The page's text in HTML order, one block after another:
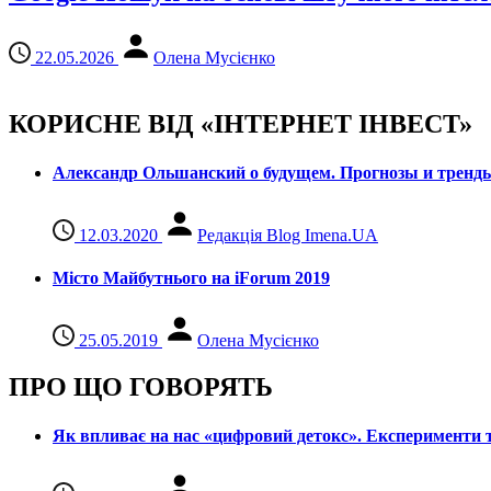
22.05.2026 Олена Мусієнко
КОРИСНЕ ВІД «ІНТЕРНЕТ ІНВЕСТ»
Александр Ольшанский о будущем. Прогнозы и
12.03.2020 Редакція Blog Imena.UA
Місто Майбутнього на iForum 2019
25.05.2019 Олена Мусієнко
ПРО ЩО ГОВОРЯТЬ
Як впливає на нас «цифровий детокс». Експерименти